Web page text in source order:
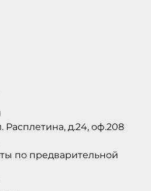
Расплетина, д.24, оф.208
по предварительной